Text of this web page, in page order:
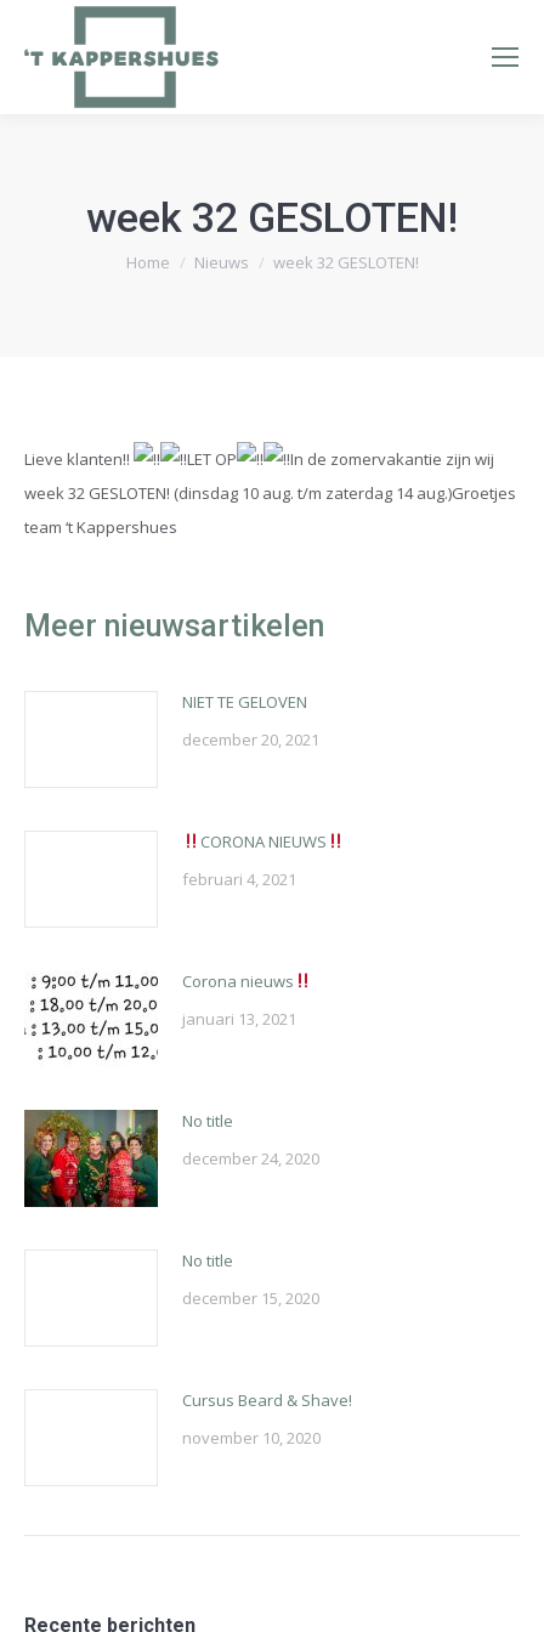
week 32 GESLOTEN!
Je bent hier:
Home Nieuws week 32 GESLOTEN!
Lieve klanten!! LET OP
In de zomervakantie zijn wij
week 32 GESLOTEN! (dinsdag 10 aug. t/m zaterdag 14 aug.)Groetjes
team ‘t Kappershues
Meer nieuwsartikelen
NIET TE GELOVEN
december 20, 2021
CORONA NIEUWS
februari 4, 2021
Corona nieuws
januari 13, 2021
No title
december 24, 2020
No title
december 15, 2020
Cursus Beard & Shave!
november 10, 2020
Recente berichten